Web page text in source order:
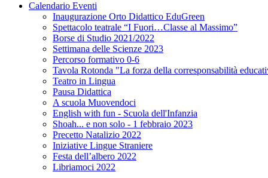
Calendario Eventi
Inaugurazione Orto Didattico EduGreen
Spettacolo teatrale “I Fuori…Classe al Massimo”
Borse di Studio 2021/2022
Settimana delle Scienze 2023
Percorso formativo 0-6
Tavola Rotonda "La forza della corresponsabilità
Teatro in Lingua
Pausa Didattica
A scuola Muovendoci
English with fun - Scuola dell'Infanzia
Shoah... e non solo - 1 febbraio 2023
Precetto Natalizio 2022
Iniziative Lingue Straniere
Festa dell’albero 2022
Libriamoci 2022